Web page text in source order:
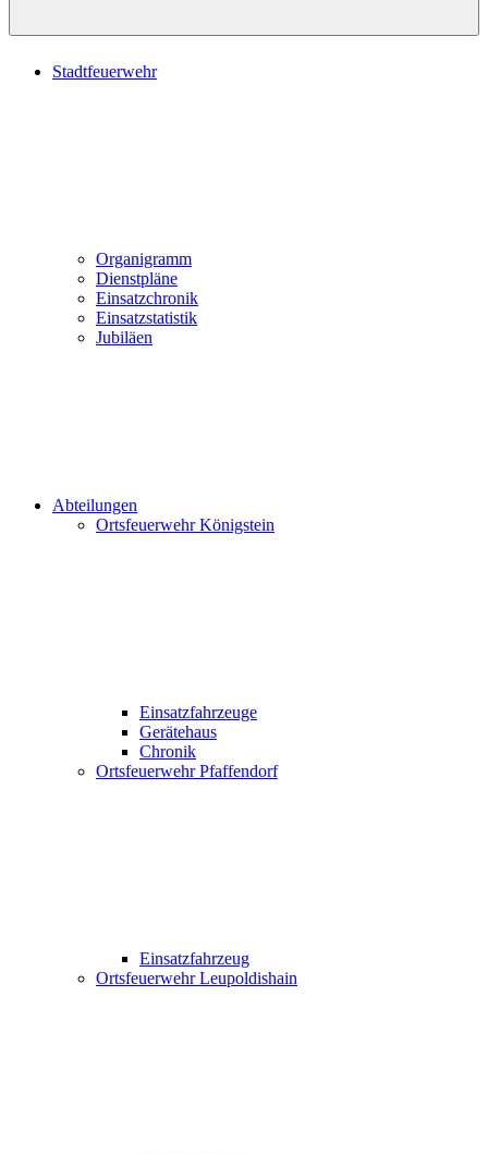
Stadtfeuerwehr
Organigramm
Dienstpläne
Einsatzchronik
Einsatzstatistik
Jubiläen
Abteilungen
Ortsfeuerwehr Königstein
Einsatzfahrzeuge
Gerätehaus
Chronik
Ortsfeuerwehr Pfaffendorf
Einsatzfahrzeug
Ortsfeuerwehr Leupoldishain